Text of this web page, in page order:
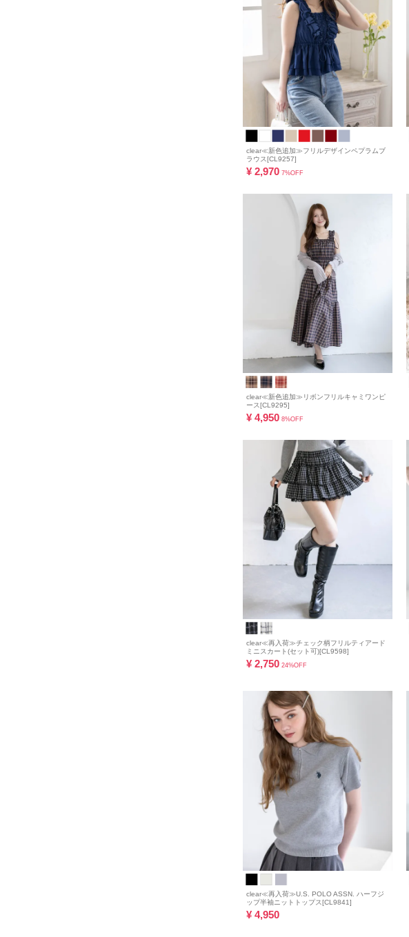
clear≪新色追加≫フリルデザインペプラムブ
ラウス[CL9257]
¥ 2,970 7%OFF
clear≪新色追加≫リボンフリルキャミワンピ
ース[CL9295]
¥ 4,950 8%OFF
clear≪再入荷≫チェック柄フリルティアード
ミニスカート(セット可)[CL9598]
¥ 2,750 24%OFF
clear≪再入荷≫U.S. POLO ASSN. ハーフジ
ップ半袖ニットトップス[CL9841]
¥ 4,950